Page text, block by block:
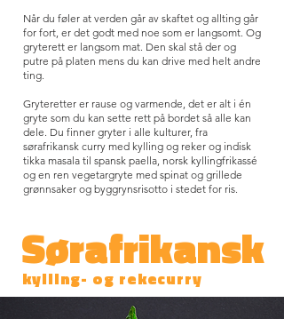
Når du føler at verden går av skaftet og allting går
for fort, er det godt med noe som er langsomt. Og
gryterett er langsom mat. Den skal stå der og
putre på platen mens du kan drive med helt andre
ting.
Gryteretter er rause og varmende, det er alt i én
gryte som du kan sette rett på bordet så alle kan
dele. Du finner gryter i alle kulturer, fra
sørafrikansk curry med kylling og reker og indisk
tikka masala til spansk paella, norsk kyllingfrikassé
og en ren vegetargryte med spinat og grillede
grønnsaker og byggrynsrisotto i stedet for ris.
Sørafrikansk
kylling- og rekecurry